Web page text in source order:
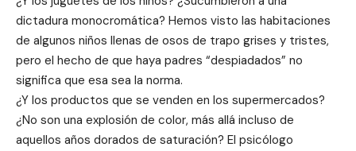
dictadura monocromática? Hemos visto las habitaciones
de algunos niños llenas de osos de trapo grises y tristes,
pero el hecho de que haya padres “despiadados” no
significa que esa sea la norma.
¿Y los productos que se venden en los supermercados?
¿No son una explosión de color, más allá incluso de
aquellos años dorados de saturación? El psicólogo